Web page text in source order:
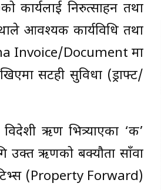
निरुत्साहन तथा
आवश्यक कार्यविधि तथा
Invoice/Document मा
सटही सुविधा (ड्राफ्ट/
ऋण भित्र्याएका ‘क’
उक्त ऋणको बक्यौता साँवा
(Property Forward)